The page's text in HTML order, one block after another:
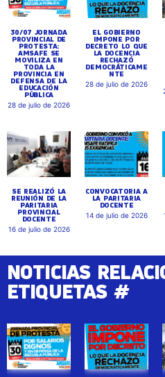
30/07 JORNADA
PROVINCIAL DE
PROTESTA:
AMSAFE SE
MOVILIZA EN
TODA LA
PROVINCIA EN
DEFENSA DE LA
EDUCACIÓN
PÚBLICA
28 de julio de 2026
EL GOBIERNO
IMPONE POR
DECRETO LO QUE
LA DOCENCIA
RECHAZÓ
DEMOCRÁTICAME
NTE
28 de julio de 2026
SE REALIZÓ LA
REUNIÓN DE LA
PARITARIA
PROVINCIAL
DOCENTE
16 de julio de 2026
CONVOCATORIA A
LA PARITARIA
DOCENTE
14 de julio de 2026
NOTICIAS
ETIQUETAS #